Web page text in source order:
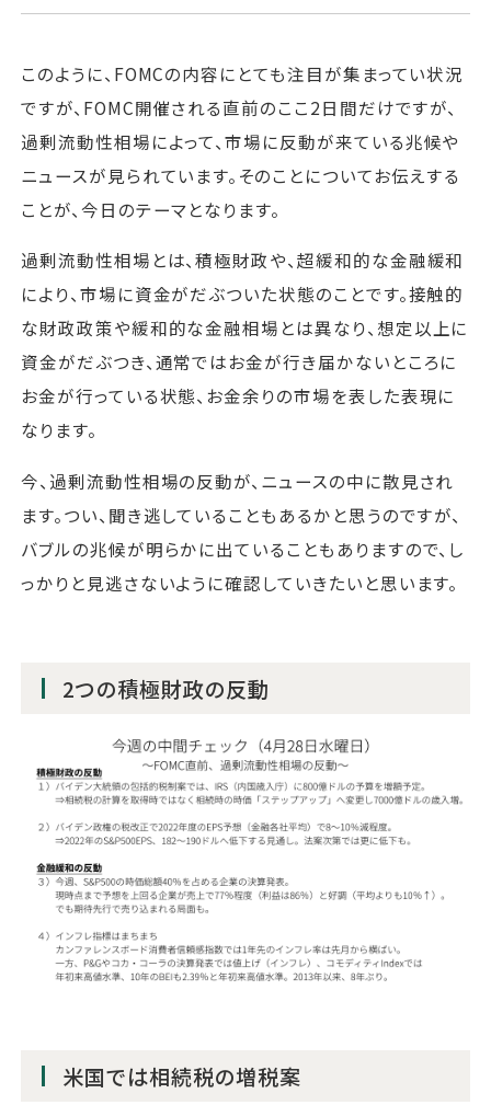
このように、FOMCの内容にとても注目が集まってい状況
ですが、FOMC開催される直前のここ2日間だけですが、
過剰流動性相場によって、市場に反動が来ている兆候や
ニュースが見られています。そのことについてお伝えする
ことが、今日のテーマとなります。
過剰流動性相場とは、積極財政や、超緩和的な金融緩和
により、市場に資金がだぶついた状態のことです。接触的
な財政政策や緩和的な金融相場とは異なり、想定以上に
資金がだぶつき、通常ではお金が行き届かないところに
お金が行っている状態、お金余りの市場を表した表現に
なります。
今、過剰流動性相場の反動が、ニュースの中に散見され
ます。つい、聞き逃していることもあるかと思うのですが、
バブルの兆候が明らかに出ていることもありますので、し
っかりと見逃さないように確認していきたいと思います。
2つの積極財政の反動
米国では相続税の増税案